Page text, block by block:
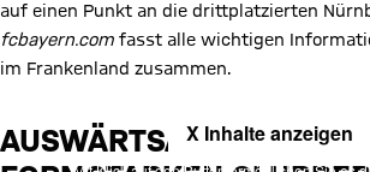
auf einen Punkt an die drittplatzierten
fcbayern.com fasst alle wichtigen
im Frankenland zusammen.
AUSWÄRTSAUFGABE BEI
X Inhalte anzeigen